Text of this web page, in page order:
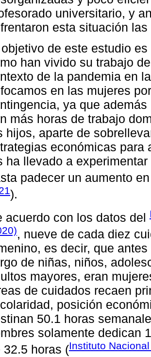
universitario, y
esta situación
de este estudio
han vivido su trabajo
de la pandemia en
en las mujeres
ya que
más horas de trabajo
hijos, aparte de
económicas para
ha llevado a
padecer un aumento
).
acuerdo con los datos del
, nueve de cada diez
es decir, que
de niñas, niños,
mayores, eran
de cuidados recaen
posición
50.1 horas
solamente dedican
32.5 horas (Instituto